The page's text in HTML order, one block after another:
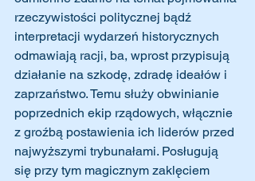
rzeczywistości politycznej bądź
interpretacji wydarzeń historycznych
odmawiają racji, ba, wprost przypisują
działanie na szkodę, zdradę ideałów i
zaprzaństwo. Temu służy obwinianie
poprzednich ekip rządowych, włącznie
z groźbą postawienia ich liderów przed
najwyższymi trybunałami. Posługują
się przy tym magicznym zaklęciem